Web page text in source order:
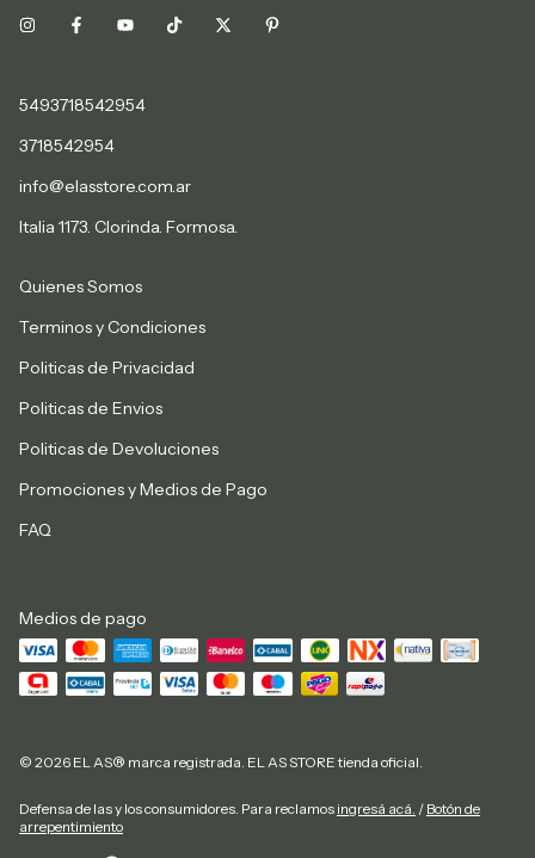
5493718542954
3718542954
info@elasstore.com.ar
Italia 1173. Clorinda. Formosa.
Quienes Somos
Terminos y Condiciones
Politicas de Privacidad
Politicas de Envios
Politicas de Devoluciones
Promociones y Medios de Pago
FAQ
Medios de pago
© 2026 EL AS® marca registrada. EL AS STORE tienda oficial.
Defensa de las y los consumidores. Para reclamos ingresá acá. / Botón de
arrepentimiento